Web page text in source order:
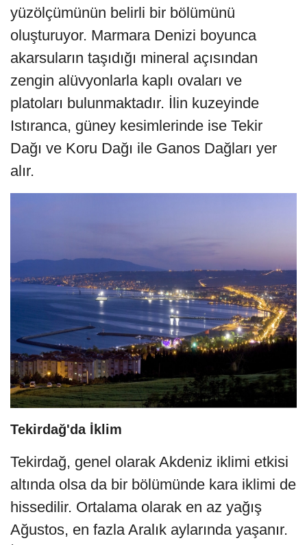
yüzölçümünün belirli bir bölümünü
oluşturuyor. Marmara Denizi boyunca
akarsuların taşıdığı mineral açısından
zengin alüvyonlarla kaplı ovaları ve
platoları bulunmaktadır. İlin kuzeyinde
Istıranca, güney kesimlerinde ise Tekir
Dağı ve Koru Dağı ile Ganos Dağları yer
alır.
Tekirdağ'da İklim
Tekirdağ, genel olarak Akdeniz iklimi etkisi
altında olsa da bir bölümünde kara iklimi de
hissedilir. Ortalama olarak en az yağış
Ağustos, en fazla Aralık aylarında yaşanır.